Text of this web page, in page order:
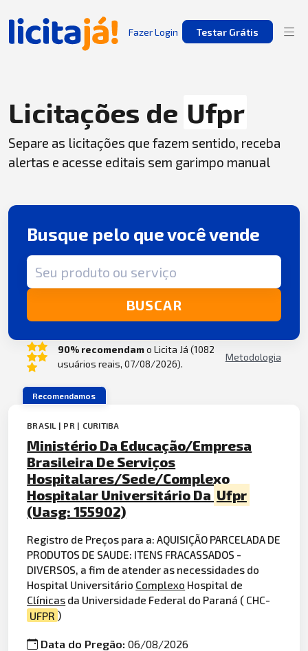
Fazer Login Testar Grátis
Licitações de Ufpr
Separe as licitações que fazem sentido, receba
alertas e acesse editais sem garimpo manual
Busque pelo que você vende
Termo de busca
BUSCAR
90% recomendamo Licita Já (1082
usuários reais, 07/08/2026).
Metodologia
Recomendamos
BRASIL | PR | CURITIBA
Ministério Da Educação/Empresa
Brasileira De Serviços
Hospitalares/Sede/Complexo
Hospitalar Universitário Da Ufpr
(Uasg: 155902)
Registro de Preços para a: AQUISIÇÃO PARCELADA DE
PRODUTOS DE SAUDE: ITENS FRACASSADOS -
DIVERSOS, a fim de atender as necessidades do
Hospital Universitário Complexo Hospital de
Clínicas da Universidade Federal do Paraná ( CHC-
UFPR )
Data do Pregão:06/08/2026